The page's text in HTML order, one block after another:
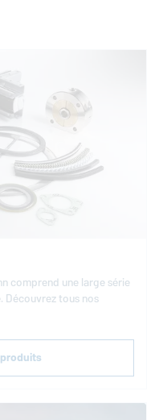
comprend une large série
Dé­cou­vrez tous nos